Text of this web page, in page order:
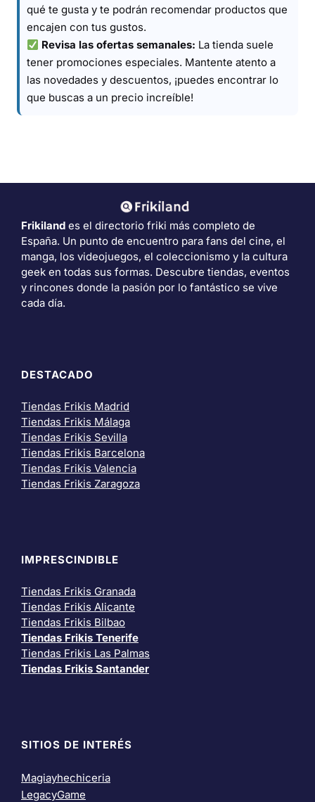
qué te gusta y te podrán recomendar productos que
encajen con tus gustos.
Revisa las ofertas semanales: La tienda suele
tener promociones especiales. Mantente atento a
las novedades y descuentos, ¡puedes encontrar lo
que buscas a un precio increíble!
Frikiland es el directorio friki más completo de
España. Un punto de encuentro para fans del cine, el
manga, los videojuegos, el coleccionismo y la cultura
geek en todas sus formas. Descubre tiendas, eventos
y rincones donde la pasión por lo fantástico se vive
cada día.
DESTACADO
Tiendas Frikis Madrid
Tiendas Frikis Málaga
Tiendas Frikis Sevilla
Tiendas Frikis Barcelona
Tiendas Frikis Valencia
Tiendas Frikis Zaragoza
IMPRESCINDIBLE
Tiendas Frikis Granada
Tiendas Frikis Alicante
Tiendas Frikis Bilbao
Tiendas Frikis Tenerife
Tiendas Frikis Las Palmas
Tiendas Frikis Santander
SITIOS DE INTERÉS
Magiayhechiceria
LegacyGame